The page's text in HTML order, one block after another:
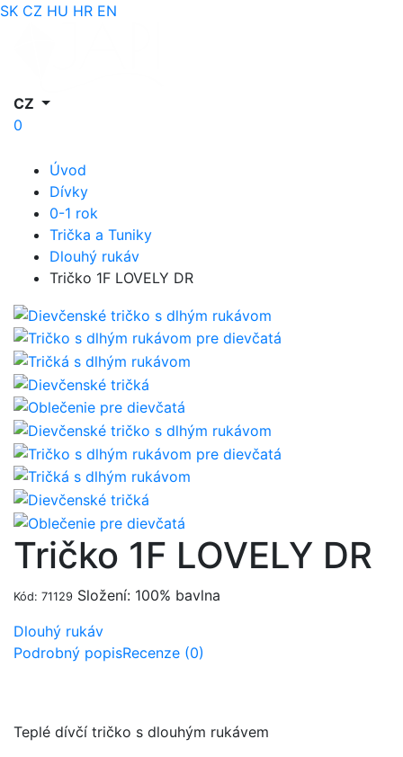
SK CZ HU HR EN
CZ
0
Úvod
Dívky
0-1 rok
Trička a Tuniky
Dlouhý rukáv
Tričko 1F LOVELY DR
Tričko 1F LOVELY DR
Kód: 71129 Složení: 100% bavlna
Dlouhý rukáv
Podrobný popisRecenze (0)
Teplé dívčí tričko s dlouhým rukávem